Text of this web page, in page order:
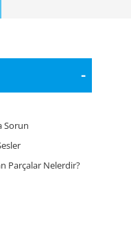
-
Sorun
Parçalar Nelerdir?